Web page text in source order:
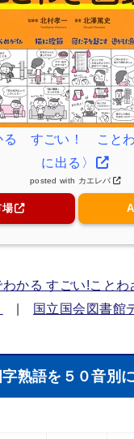
る すごい！ こと
に出る〉
posted with カエレバ
場
かる すごい!ことわ
| 国立国会図書館
字熟語を５０音別